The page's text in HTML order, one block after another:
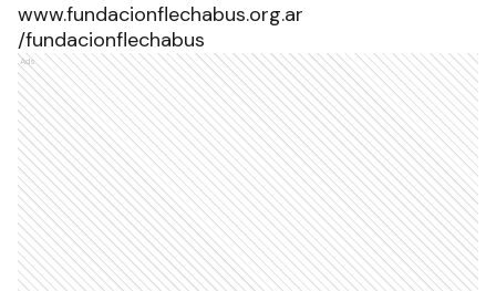
www.fundacionflechabus.org.ar
/fundacionflechabus
Ads